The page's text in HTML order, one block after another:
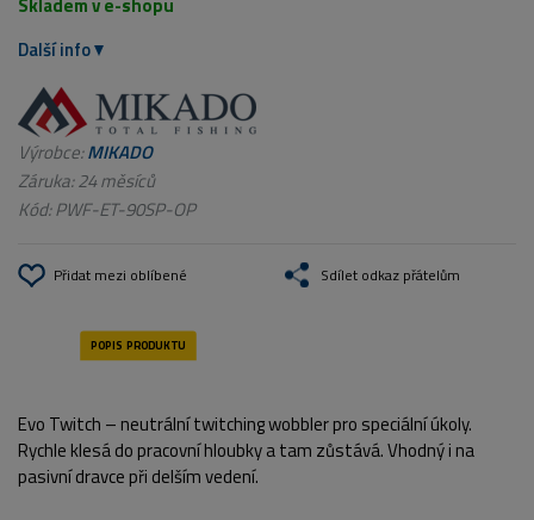
Další info
Výrobce:MIKADO
Záruka: 24 měsíců
Kód:PWF-ET-90SP-OP
Přidat mezi oblíbené Sdílet odkaz přátelům
Evo Twitch – neutrální twitching wobbler pro speciální úkoly.
Rychle klesá do pracovní hloubky a tam zůstává. Vhodný i na
pasivní dravce při delším vedení.